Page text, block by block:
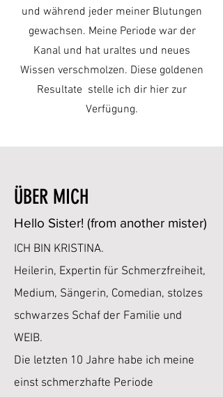
und während jeder meiner Blutungen
gewachsen. Meine Periode war der
Kanal und hat uraltes und neues
Wissen verschmolzen. Diese goldenen
Resultate stelle ich dir hier zur
Verfügung.
ÜBER MICH
Hello Sister! (from another mister)
ICH BIN KRISTINA.
Heilerin, Expertin für Schmerzfreiheit,
Medium, Sängerin, Comedian, stolzes
schwarzes Schaf der Familie und
WEIB.
Die letzten 10 Jahre habe ich meine
einst schmerzhafte Periode